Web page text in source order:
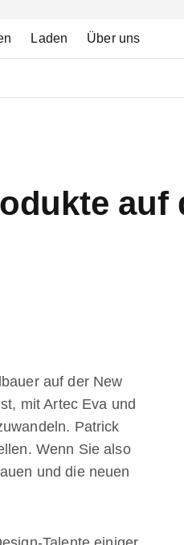
Laden Über uns
auf
auf der New
mit Artec Eva und
Patrick
Wenn Sie also
und die neuen